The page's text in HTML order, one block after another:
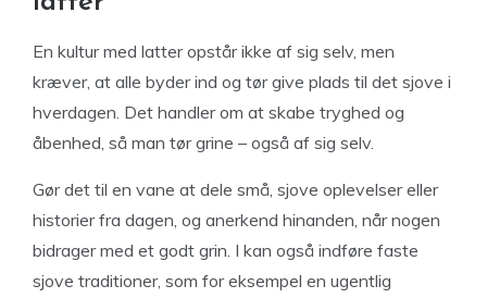
En kultur med latter opstår ikke af sig selv, men
kræver, at alle byder ind og tør give plads til det sjove i
hverdagen. Det handler om at skabe tryghed og
åbenhed, så man tør grine – også af sig selv.
Gør det til en vane at dele små, sjove oplevelser eller
historier fra dagen, og anerkend hinanden, når nogen
bidrager med et godt grin. I kan også indføre faste
sjove traditioner, som for eksempel en ugentlig